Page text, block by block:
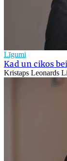
Līgumi
Kad un cikos
Kristaps Leonards